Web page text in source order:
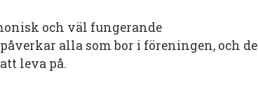
och väl fungerande
alla som bor i föreningen, och de
leva på.